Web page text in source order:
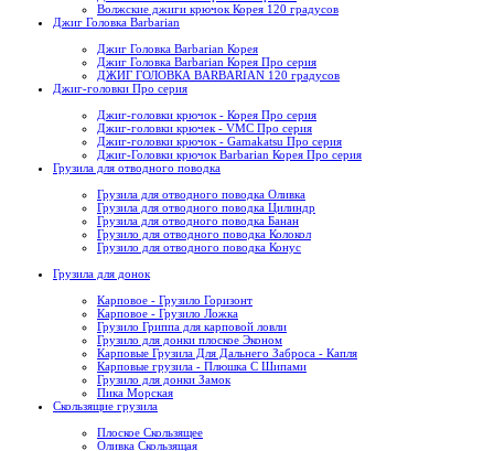
Волжские джиги крючок Корея 120 градусов
Джиг Головка Barbarian
Джиг Головка Barbarian Корея
Джиг Головка Barbarian Корея Про серия
ДЖИГ ГОЛОВКА BARBARIAN 120 градусов
Джиг-головки Про серия
Джиг-головки крючок - Корея Про серия
Джиг-головки крючек - VMC Про серия
Джиг-головки крючок - Gamakatsu Про серия
Джиг-Головки крючок Barbarian Корея Про серия
Грузила для отводного поводка
Грузила для отводного поводка Оливка
Грузила для отводного поводка Цилиндр
Грузила для отводного поводка Банан
Грузило для отводного поводка Колокол
Грузило для отводного поводка Конус
Грузила для донок
Карповое - Грузило Горизонт
Карповое - Грузило Ложка
Грузило Гриппа для карповой ловли
Грузило для донки плоское Эконом
Карповые Грузила Для Дальнего Заброса - Капля
Карповые грузила - Плюшка С Шипами
Грузило для донки Замок
Пика Морская
Скользящие грузила
Плоское Скользящее
Оливка Скользящая